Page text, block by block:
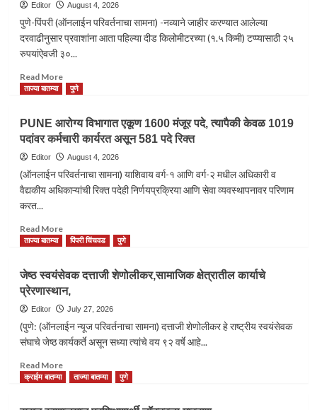
Editor August 4, 2026
पुणे-पिंपरी (ऑनलाईन परिवर्तनाचा सामना) -नव्याने जाहीर करण्यात आलेल्या
दरवाढीनुसार प्रवाशांना आता पहिल्या दीड किलोमीटरच्या (१.५ किमी) टप्प्यासाठी २५
रुपयांऐवजी ३०...
Read MoreRead
more
रिक्षा
चालकांना
दिलासाः
पहिल्या
दीड
किलोमीटरच्या
टप्प्यासाठी
30
रुपये
लागणार…
ताज्या बातम्या पुणे
PUNE आरोग्य विभागात एकूण 1600 मंजूर पदे, त्यापैकी केवळ 1019
पदांवर कर्मचारी कार्यरत असून 581 पदे रिक्त
Editor August 4, 2026
(ऑनलाईन परिवर्तनाचा सामना) याशिवाय वर्ग-१ आणि वर्ग-२ मधील अधिकारी व
वैद्यकीय अधिकाऱ्यांची रिक्त पदेही निर्णयप्रक्रिया आणि सेवा व्यवस्थापनावर परिणाम
करत...
Read MoreRead
more
PUNE
आरोग्य
विभागात
एकूण
1600
मंजूर
पदे,
केवळ
ताज्या बातम्या पिंपरी चिंचवड पुणे
जेष्ठ स्वयंसेवक दत्ताजी शेणोलीकर,सामाजिक क्षेत्रातील कार्याचे
प्रेरणास्थान,
Editor July 27, 2026
(पुणे: (ऑनलाईन न्यूज परिवर्तनाचा सामना) दत्ताजी शेणोलीकर हे राष्ट्रीय स्वयंसेवक
संघाचे जेष्ठ कार्यकर्ते असून सध्या त्यांचे वय ९२ वर्षे आहे...
Read MoreRead
more
क्राईम बातम्या ताज्या बातम्या पुणे